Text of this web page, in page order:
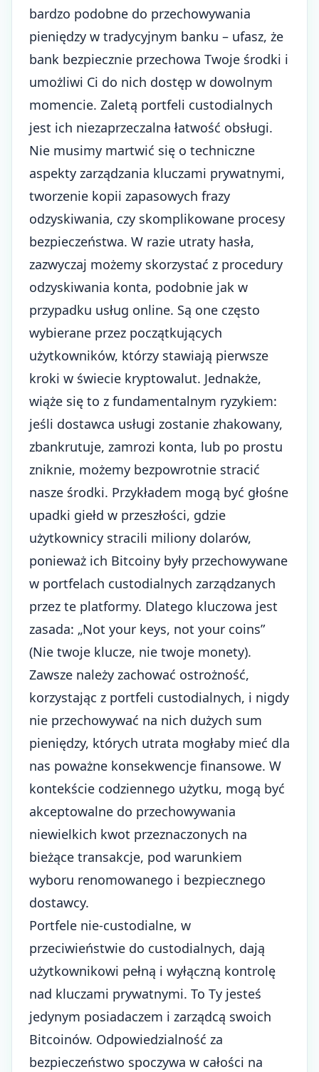
bardzo podobne do przechowywania
pieniędzy w tradycyjnym banku – ufasz, że
bank bezpiecznie przechowa Twoje środki i
umożliwi Ci do nich dostęp w dowolnym
momencie. Zaletą portfeli custodialnych
jest ich niezaprzeczalna łatwość obsługi.
Nie musimy martwić się o techniczne
aspekty zarządzania kluczami prywatnymi,
tworzenie kopii zapasowych frazy
odzyskiwania, czy skomplikowane procesy
bezpieczeństwa. W razie utraty hasła,
zazwyczaj możemy skorzystać z procedury
odzyskiwania konta, podobnie jak w
przypadku usług online. Są one często
wybierane przez początkujących
użytkowników, którzy stawiają pierwsze
kroki w świecie kryptowalut. Jednakże,
wiąże się to z fundamentalnym ryzykiem:
jeśli dostawca usługi zostanie zhakowany,
zbankrutuje, zamrozi konta, lub po prostu
zniknie, możemy bezpowrotnie stracić
nasze środki. Przykładem mogą być głośne
upadki giełd w przeszłości, gdzie
użytkownicy stracili miliony dolarów,
ponieważ ich Bitcoiny były przechowywane
w portfelach custodialnych zarządzanych
przez te platformy. Dlatego kluczowa jest
zasada: „Not your keys, not your coins”
(Nie twoje klucze, nie twoje monety).
Zawsze należy zachować ostrożność,
korzystając z portfeli custodialnych, i nigdy
nie przechowywać na nich dużych sum
pieniędzy, których utrata mogłaby mieć dla
nas poważne konsekwencje finansowe. W
kontekście codziennego użytku, mogą być
akceptowalne do przechowywania
niewielkich kwot przeznaczonych na
bieżące transakcje, pod warunkiem
wyboru renomowanego i bezpiecznego
dostawcy.
Portfele nie-custodialne, w
przeciwieństwie do custodialnych, dają
użytkownikowi pełną i wyłączną kontrolę
nad kluczami prywatnymi. To Ty jesteś
jedynym posiadaczem i zarządcą swoich
Bitcoinów. Odpowiedzialność za
bezpieczeństwo spoczywa w całości na